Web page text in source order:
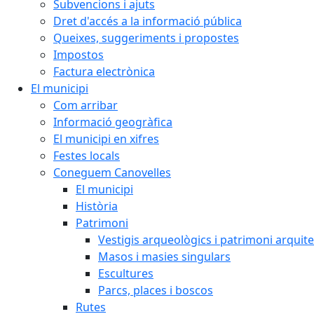
Subvencions i ajuts
Dret d'accés a la informació pública
Queixes, suggeriments i propostes
Impostos
Factura electrònica
El municipi
Com arribar
Informació geogràfica
El municipi en xifres
Festes locals
Coneguem Canovelles
El municipi
Història
Patrimoni
Vestigis arqueològics i patrimoni
Masos i masies singulars
Escultures
Parcs, places i boscos
Rutes